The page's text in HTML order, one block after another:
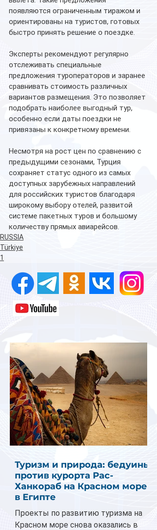
появляются ограниченным тиражом и
ориентированы на туристов, готовых
быстро принять решение о поездке.
Эксперты рекомендуют регулярно
отслеживать специальные
предложения туроператоров и заранее
сравнивать стоимость различных
вариантов размещения. Это позволяет
подобрать наиболее выгодный тур,
особенно если даты поездки не
привязаны к конкретному времени.
Несмотря на рост цен по сравнению с
предыдущими сезонами, Турция
сохраняет статус одного из самых
доступных зарубежных направлений
для российских туристов благодаря
широкому выбору отелей, развитой
системе пакетных туров и большому
количеству прямых авиарейсов.
RUSSIA
Türkiye
1
Туризм и природа: бедуины
против курорта Рас-
Ханкораб на Красном море
в Египте
Проекты по развитию туризма на
Красном море снова оказались в